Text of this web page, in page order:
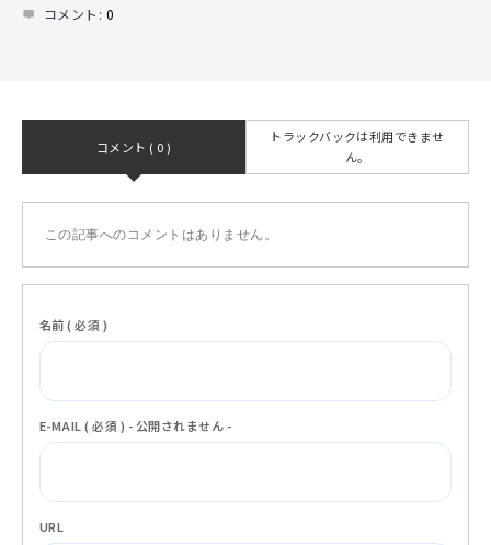
コメント: 0
コメント ( 0 )
トラックバックは利用できませ
ん。
この記事へのコメントはありません。
名前 ( 必須 )
E-MAIL ( 必須 ) - 公開されません -
URL